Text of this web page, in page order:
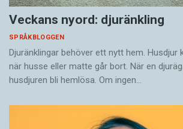
Veckans nyord: djuränkling
SPRÅKBLOGGEN
Djuränklingar behöver ett nytt hem. Husdjur
när husse eller matte går bort. När en
husdjuren bli hemlösa. Om ingen…